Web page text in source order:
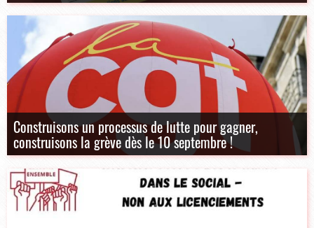
Construisons un processus de lutte pour gagner,
construisons la grève dès le 10 septembre !